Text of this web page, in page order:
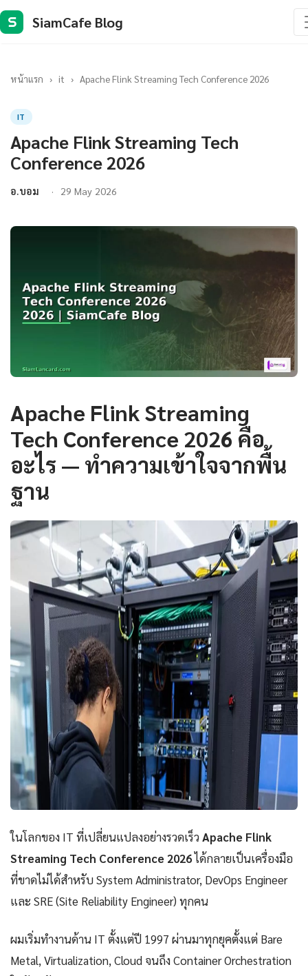
S SiamCafe Blog
หน้าแรก › it › Apache Flink Streaming Tech Conference 2026
IT
Apache Flink Streaming Tech
Conference 2026
อ.บอม 29 May 2026
Apache Flink Streaming
Tech Conference 2026 คือ
อะไร — ทำความเข้าใจจากพื้น
ฐาน
ในโลกของ IT ที่เปลี่ยนแปลงอย่างรวดเร็วApache Flink
Streaming Tech Conference 2026ได้กลายเป็นเครื่องมือ
ที่ขาดไม่ได้สำหรับ System Administrator, DevOps Engineer
และ SRE (Site Reliability Engineer) ทุกคน
ผมเริ่มทำงานด้าน IT ตั้งแต่ปี 1997 ผ่านมาทุกยุคตั้งแต่ Bare
Metal, Virtualization, Cloud จนถึง Container Orchestration